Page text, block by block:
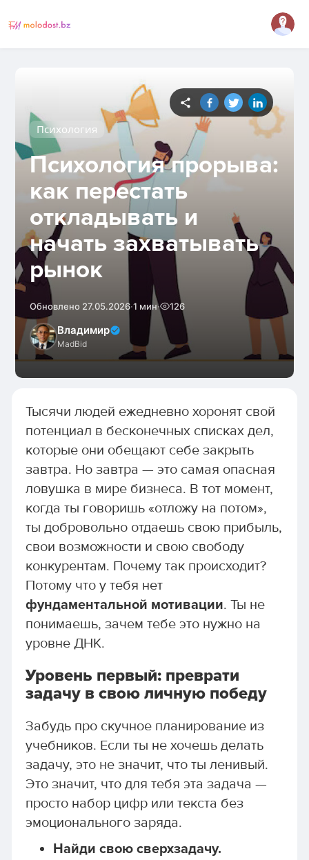
Психология
Психология прорыва:
как перестать
откладывать и
начать захватывать
рынок
Обновлено 27.05.2026·1 мин· 126
Владимир
MadBid
Тысячи людей ежедневно хоронят свой
потенциал в бесконечных списках дел,
которые они обещают себе закрыть
завтра. Но завтра — это самая опасная
ловушка в мире бизнеса. В тот момент,
когда ты говоришь «отложу на потом»,
ты добровольно отдаешь свою прибыль,
свои возможности и свою свободу
конкурентам. Почему так происходит?
Потому что у тебя нет
фундаментальной мотивации. Ты не
понимаешь, зачем тебе это нужно на
уровне ДНК.
Уровень первый: преврати
задачу в свою личную победу
Забудь про скучное планирование из
учебников. Если ты не хочешь делать
задачу, это не значит, что ты ленивый.
Это значит, что для тебя эта задача —
просто набор цифр или текста без
эмоционального заряда.
Найди свою сверхзадачу.